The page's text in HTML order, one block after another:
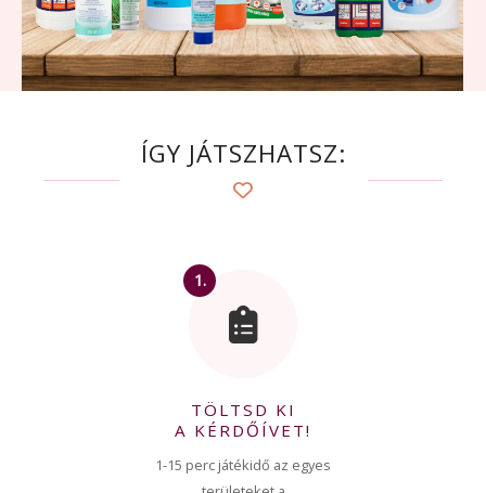
ÍGY JÁTSZHATSZ:
1.
TÖLTSD KI
A KÉRDŐÍVET!
1-15 perc játékidő az egyes